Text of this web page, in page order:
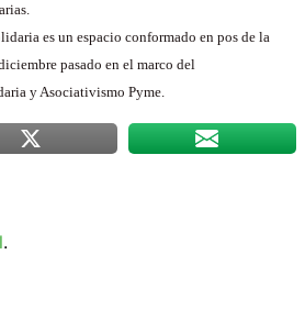
es un espacio conformado en pos de la
pasado en el marco del
y Asociativismo Pyme.
.